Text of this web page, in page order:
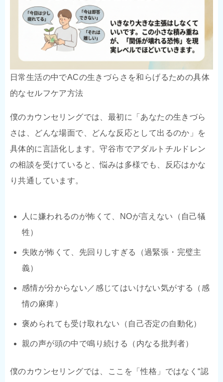
日常生活の中でACの生きづらさを和らげるための具体
的なセルフケア方法
僕のカウンセリングでは、最初に「あなたの生きづら
さは、どんな場面で、どんな反応として出るのか」を
具体的に言語化します。守谷市でアダルトチルドレン
の相談を受けていると、悩みは多様でも、反応はかな
り共通しています。
人に嫌われるのが怖くて、NOが言えない（自己犠
牲）
失敗が怖くて、先回りしすぎる（過緊張・完璧主
義）
感情が分からない／感じてはいけない気がする（感
情の麻痺）
褒められても受け取れない（自己否定の自動化）
親の声が頭の中で鳴り続ける（内なる批判者）
僕のカウンセリングでは、ここを「性格」ではなく“認